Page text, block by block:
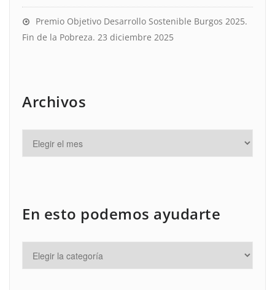
Premio Objetivo Desarrollo Sostenible Burgos 2025.
Fin de la Pobreza. 23 diciembre 2025
Archivos
En esto podemos ayudarte